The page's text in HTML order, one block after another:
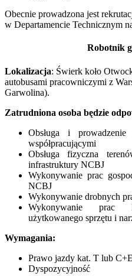
Obecnie prowadzona jest
w Departamencie Technicznym
Robotnik
Lokalizacja: Świerk koło
autobusami pracowniczymi z
Garwolina).
Zatrudniona osoba będzie
Obsługa i
współpracującymi
Obsługa fizyczna
infrastruktury NCBJ
Wykonywanie prac
NCBJ
Wykonywanie drobnych
Wykonywanie prac
użytkowanego sprzętu i
Wymagania:
Prawo jazdy kat. T lub
Dyspozycyjność